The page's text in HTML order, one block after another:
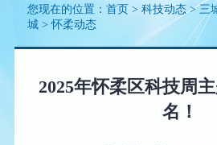
您现在的位置：首页 >科技动态>三
城 >怀柔动态
2025年怀柔区科技周
名！